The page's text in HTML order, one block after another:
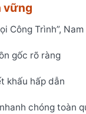
vững
Công Trình”,
gốc rõ ràng
khấu hấp dẫn
chóng toàn